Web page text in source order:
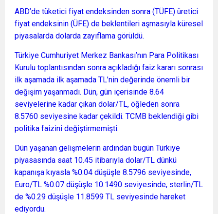
ABD’de tüketici fiyat endeksinden sonra (TÜFE) üretici
fiyat endeksinin (ÜFE) de beklentileri aşmasıyla küresel
piyasalarda dolarda zayıflama görüldü.
Türkiye Cumhuriyet Merkez Bankası’nın Para Politikası
Kurulu toplantısından sonra açıkladığı faiz kararı sonrası
ilk aşamada ilk aşamada TL’nin değerinde önemli bir
değişim yaşanmadı. Dün, gün içerisinde 8.64
seviyelerine kadar çıkan dolar/TL, öğleden sonra
8.5760 seviyesine kadar çekildi. TCMB beklendiği gibi
politika faizini değiştirmemişti.
Dün yaşanan gelişmelerin ardından bugün Türkiye
piyasasında saat 10.45 itibarıyla dolar/TL dünkü
kapanışa kıyasla %0.04 düşüşle 8.5796 seviyesinde,
Euro/TL %0.07 düşüşle 10.1490 seviyesinde, sterlin/TL
de %0.29 düşüşle 11.8599 TL seviyesinde hareket
ediyordu.